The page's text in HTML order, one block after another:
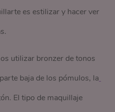
es estilizar y hacer ver
utilizar bronzer de tonos
baja de los pómulos, la
El tipo de maquillaje